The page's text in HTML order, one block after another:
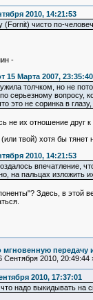
2010, 14:21:53
чисто по-
-
15 Марта 2007, 23:35:40
толчком, но не
серьезному вопросу,
это не соринка в
не их отношение друг к
твой) хотя бы тянет
2010, 14:21:53
впечатление,
на пальцах изложить
Здесь, в этой
мгновенную
Сентября 2010, 20:49:44
2010, 17:37:01
что надо выкидывать